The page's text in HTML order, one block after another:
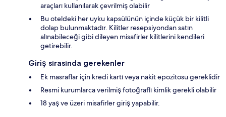
araçları kullanılarak çevrilmiş olabilir
Bu oteldeki her uyku kapsülünün içinde küçük bir kilitli
dolap bulunmaktadır. Kilitler resepsiyondan satın
alınabileceği gibi dileyen misafirler kilitlerini kendileri
getirebilir.
Giriş sırasında gerekenler
Ek masraflar için kredi kartı veya nakit epozitosu gereklidir
Resmi kurumlarca verilmiş fotoğraflı kimlik gerekli olabilir
18 yaş ve üzeri misafirler giriş yapabilir.